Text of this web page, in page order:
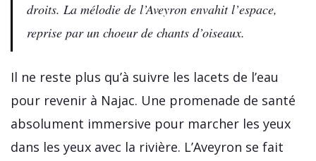
droits. La mélodie de l’Aveyron envahit l’espace,
reprise par un choeur de chants d’oiseaux.
Il ne reste plus qu’à suivre les lacets de l’eau
pour revenir à Najac. Une promenade de santé
absolument immersive pour marcher les yeux
dans les yeux avec la rivière. L’Aveyron se fait